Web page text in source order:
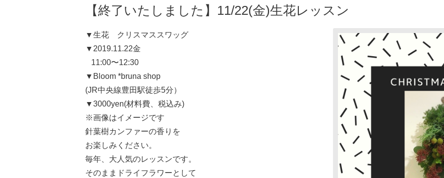
【終了いたしました】11/22(金)生花レッスン
▼生花 クリスマススワッグ
▼2019.11.22金
11:00〜12:30
▼Bloom *bruna shop
(JR中央線豊田駅徒歩5分）
▼3000yen(材料費、税込み)
※画像はイメージです
針葉樹カンファーの香りを
お楽しみください。
毎年、大人気のレッスンです。
そのままドライフラワーとして